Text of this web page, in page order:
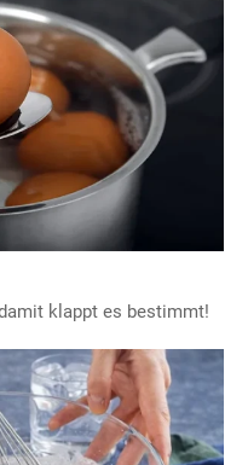
klappt es bestimmt!